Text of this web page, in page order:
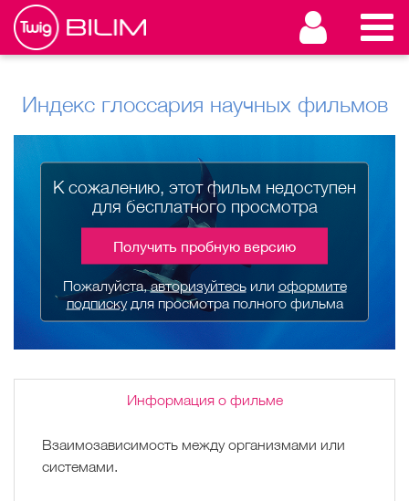
Индекс глоссария научных фильмов
К сожалению, этот фильм недоступен
для бесплатного просмотра
Получить пробную версию
Пожалуйста,авторизуйтесьили оформите
подпискудля просмотра полного фильма
Информация о фильме
Взаимозависимость между организмами или
системами.